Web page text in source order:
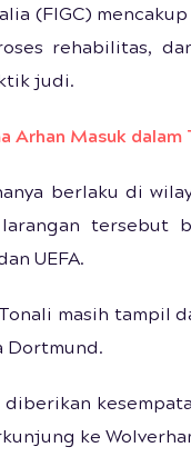
(FIGC)
rehabilitas,
judi.
Arhan Masuk
berlaku di
tersebut
UEFA.
masih tampil
Dortmund.
diberikan
ke